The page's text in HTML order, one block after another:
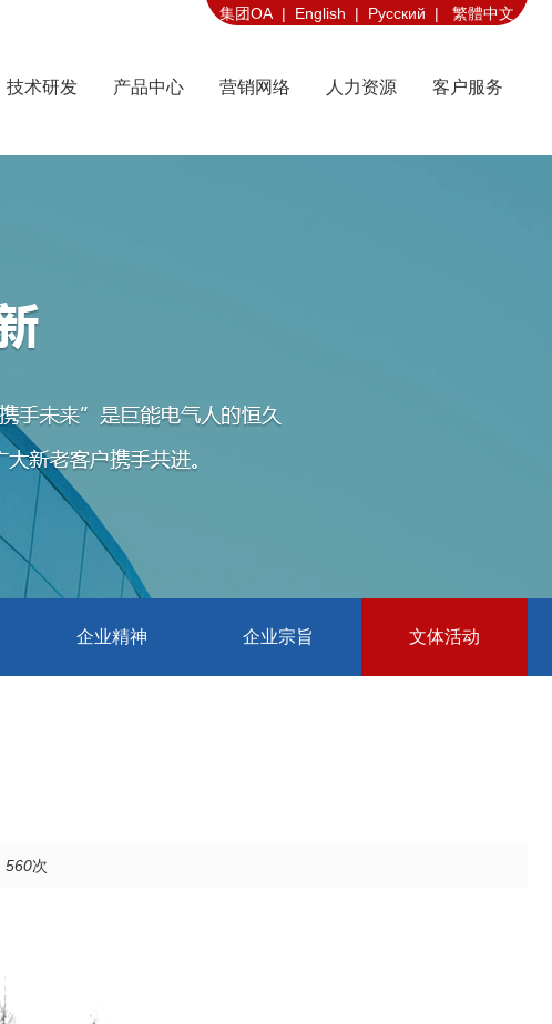
技术研发 产品中心 营销网络 人力资源 客户服务
集团OA | English | Русский | 繁體中文
企业精神 企业宗旨 文体活动
560次